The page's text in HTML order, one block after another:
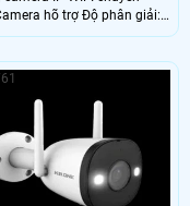
hõ trợ Độ phân giải:
Góc quan sát:
10 mét